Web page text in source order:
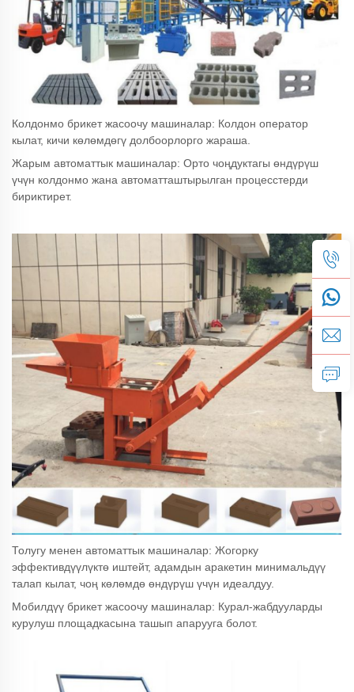
Колдонмо брикет жасоочу машиналар: Колдон оператор
кылат, кичи көлөмдөгү долбоорлорго жараша.
Жарым автоматтык машиналар: Орто чоңдуктагы өндүрүш
үчүн колдонмо жана автоматташтырылган процесстерди
бириктирет.
Толугу менен автоматтык машиналар: Жогорку
эффективдүүлүктө иштейт, адамдын аракетин минимальдүү
талап кылат, чоң көлөмдө өндүрүш үчүн идеалдуу.
Мобилдүү брикет жасоочу машиналар: Курал-жабдууларды
курулуш площадкасына ташып апарууга болот.